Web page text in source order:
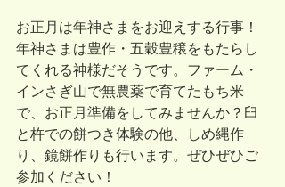
お正月は年神さまをお迎えする行事！
年神さまは豊作・五穀豊穣をもたらし
てくれる神様だそうです。ファーム・
インさぎ山で無農薬で育てたもち米
で、お正月準備をしてみませんか？臼
と杵での餅つき体験の他、しめ縄作
り、鏡餅作りも行います。ぜひぜひご
参加ください！